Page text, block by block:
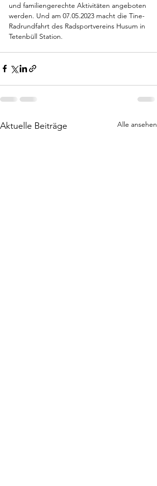
und familiengerechte Aktivitäten angeboten
werden. Und am 07.05.2023 macht die Tine-
Radrundfahrt des Radsportvereins Husum in
Tetenbüll Station.
Aktuelle Beiträge Alle ansehen